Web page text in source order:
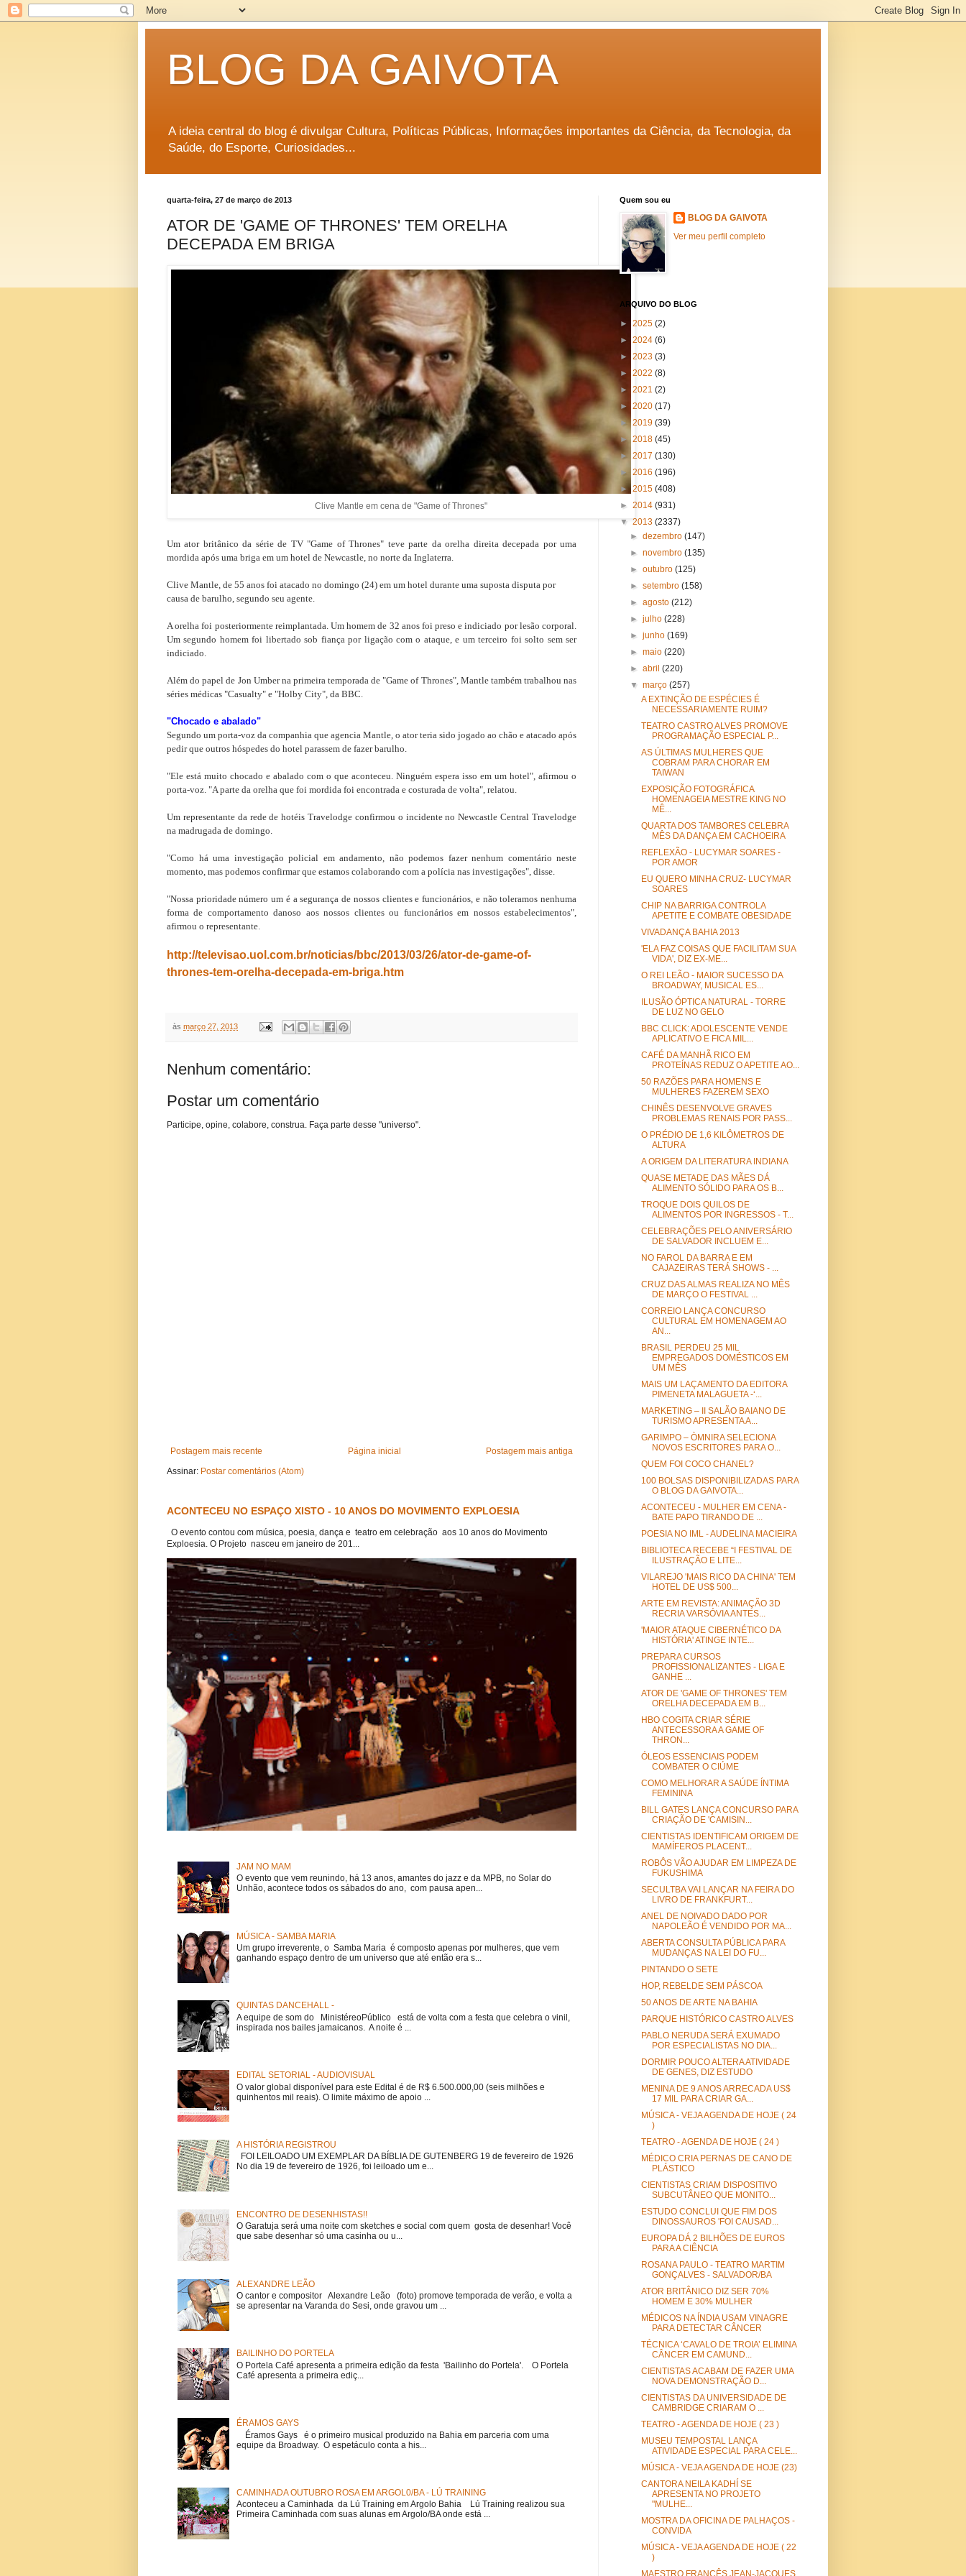
BLOG DA GAIVOTA
A ideia central do blog é divulgar Cultura, Políticas Públicas, Informações importantes da Ciência, da Tecnologia, da
Saúde, do Esporte, Curiosidades...
quarta-feira, 27 de março de 2013
ATOR DE 'GAME OF THRONES' TEM ORELHA
DECEPADA EM BRIGA
Clive Mantle em cena de "Game of Thrones"
Um ator britânico da série de TV "Game of Thrones" teve parte da orelha direita decepada por uma
mordida após uma briga em um hotel de Newcastle, no norte da Inglaterra.
Clive Mantle, de 55 anos foi atacado no domingo (24) em um hotel durante uma suposta disputa por
causa de barulho, segundo seu agente.
A orelha foi posteriormente reimplantada. Um homem de 32 anos foi preso e indiciado por lesão corporal.
Um segundo homem foi libertado sob fiança por ligação com o ataque, e um terceiro foi solto sem ser
indiciado.
Além do papel de Jon Umber na primeira temporada de "Game of Thrones", Mantle também trabalhou nas
séries médicas "Casualty" e "Holby City", da BBC.
"Chocado e abalado"
Segundo um porta-voz da companhia que agencia Mantle, o ator teria sido jogado ao chão e atacado após
pedir que outros hóspedes do hotel parassem de fazer barulho.
"Ele está muito chocado e abalado com o que aconteceu. Ninguém espera isso em um hotel", afirmou o
porta-voz. "A parte da orelha que foi mordida foi encontrada e costurada de volta", relatou.
Um representante da rede de hotéis Travelodge confirmou o incidente no Newcastle Central Travelodge
na madrugada de domingo.
"Como há uma investigação policial em andamento, não podemos fazer nenhum comentário neste
momento, mas podemos confirmar que estamos colaborando com a polícia nas investigações", disse.
"Nossa prioridade número um é a segurança de nossos clientes e funcionários, e não toleramos nenhuma
forma de comportamento danoso aos nossos clientes ou funcionários em nossos estabelecimentos",
afirmou o representante.
http://televisao.uol.com.br/noticias/bbc/2013/03/26/ator-de-game-of-
thrones-tem-orelha-decepada-em-briga.htm
às março 27, 2013
Nenhum comentário:
Postar um comentário
Participe, opine, colabore, construa. Faça parte desse "universo".
Postagem mais recente Postagem mais antiga
Página inicial
Assinar: Postar comentários (Atom)
ACONTECEU NO ESPAÇO XISTO - 10 ANOS DO MOVIMENTO EXPLOESIA
O evento contou com música, poesia, dança e teatro em celebração aos 10 anos do Movimento
Exploesia. O Projeto nasceu em janeiro de 201...
JAM NO MAM
O evento que vem reunindo, há 13 anos, amantes do jazz e da MPB, no Solar do
Unhão, acontece todos os sábados do ano, com pausa apen...
MÚSICA - SAMBA MARIA
Um grupo irreverente, o Samba Maria é composto apenas por mulheres, que vem
ganhando espaço dentro de um universo que até então era s...
QUINTAS DANCEHALL -
A equipe de som do MinistéreoPúblico está de volta com a festa que celebra o vinil,
inspirada nos bailes jamaicanos. A noite é ...
EDITAL SETORIAL - AUDIOVISUAL
O valor global disponível para este Edital é de R$ 6.500.000,00 (seis milhões e
quinhentos mil reais). O limite máximo de apoio ...
A HISTÓRIA REGISTROU
FOI LEILOADO UM EXEMPLAR DA BÍBLIA DE GUTENBERG 19 de fevereiro de 1926
No dia 19 de fevereiro de 1926, foi leiloado um e...
ENCONTRO DE DESENHISTAS!!
O Garatuja será uma noite com sketches e social com quem gosta de desenhar! Você
que sabe desenhar só uma casinha ou u...
ALEXANDRE LEÃO
O cantor e compositor Alexandre Leão (foto) promove temporada de verão, e volta a
se apresentar na Varanda do Sesi, onde gravou um ...
BAILINHO DO PORTELA
O Portela Café apresenta a primeira edição da festa 'Bailinho do Portela'. O Portela
Café apresenta a primeira ediç...
ÉRAMOS GAYS
Éramos Gays é o primeiro musical produzido na Bahia em parceria com uma
equipe da Broadway. O espetáculo conta a his...
CAMINHADA OUTUBRO ROSA EM ARGOL0/BA - LÚ TRAINING
Aconteceu a Caminhada da Lú Training em Argolo Bahia Lú Training realizou sua
Primeira Caminhada com suas alunas em Argolo/BA onde está ...
Quem sou eu
BLOG DA GAIVOTA
Ver meu perfil completo
ARQUIVO DO BLOG
► 2025 (2)
► 2024 (6)
► 2023 (3)
► 2022 (8)
► 2021 (2)
► 2020 (17)
►2019 (39)
► 2018 (45)
► 2017 (130)
► 2016 (196)
►2015 (408)
► 2014 (931)
▼ 2013 (2337)
►dezembro(147)
►novembro(135)
►outubro(125)
►setembro(158)
►agosto(212)
►julho(228)
►junho(169)
►maio(220)
►abril(220)
▼março(257)
A EXTINÇÃO DE ESPÉCIES É
NECESSARIAMENTE RUIM?
TEATRO CASTRO ALVES PROMOVE
PROGRAMAÇÃO ESPECIAL P...
AS ÚLTIMAS MULHERES QUE
COBRAM PARA CHORAR EM
TAIWAN
EXPOSIÇÃO FOTOGRÁFICA
HOMENAGEIA MESTRE KING NO
MÊ...
QUARTA DOS TAMBORES CELEBRA
MÊS DA DANÇA EM CACHOEIRA
REFLEXÃO - LUCYMAR SOARES -
POR AMOR
EU QUERO MINHA CRUZ- LUCYMAR
SOARES
CHIP NA BARRIGA CONTROLA
APETITE E COMBATE OBESIDADE
VIVADANÇA BAHIA 2013
'ELA FAZ COISAS QUE FACILITAM SUA
VIDA', DIZ EX-ME...
O REI LEÃO - MAIOR SUCESSO DA
BROADWAY, MUSICAL ES...
ILUSÃO ÓPTICA NATURAL - TORRE
DE LUZ NO GELO
BBC CLICK: ADOLESCENTE VENDE
APLICATIVO E FICA MIL...
CAFÉ DA MANHÃ RICO EM
PROTEÍNAS REDUZ O APETITE AO...
50 RAZÕES PARA HOMENS E
MULHERES FAZEREM SEXO
CHINÊS DESENVOLVE GRAVES
PROBLEMAS RENAIS POR PASS...
O PRÉDIO DE 1,6 KILÔMETROS DE
ALTURA
A ORIGEM DA LITERATURA INDIANA
QUASE METADE DAS MÃES DÁ
ALIMENTO SÓLIDO PARA OS B...
TROQUE DOIS QUILOS DE
ALIMENTOS POR INGRESSOS - T...
CELEBRAÇÕES PELO ANIVERSÁRIO
DE SALVADOR INCLUEM E...
NO FAROL DA BARRA E EM
CAJAZEIRAS TERÁ SHOWS - ...
CRUZ DAS ALMAS REALIZA NO MÊS
DE MARÇO O FESTIVAL ...
CORREIO LANÇA CONCURSO
CULTURAL EM HOMENAGEM AO
AN...
BRASIL PERDEU 25 MIL
EMPREGADOS DOMÉSTICOS EM
UM MÊS
MAIS UM LAÇAMENTO DA EDITORA
PIMENETA MALAGUETA -‘...
MARKETING – II SALÃO BAIANO DE
TURISMO APRESENTA A...
GARIMPO – ÒMNIRA SELECIONA
NOVOS ESCRITORES PARA O...
QUEM FOI COCO CHANEL?
100 BOLSAS DISPONIBILIZADAS PARA
O BLOG DA GAIVOTA...
ACONTECEU - MULHER EM CENA -
BATE PAPO TIRANDO DE ...
POESIA NO IML - AUDELINA MACIEIRA
BIBLIOTECA RECEBE “I FESTIVAL DE
ILUSTRAÇÃO E LITE...
VILAREJO 'MAIS RICO DA CHINA' TEM
HOTEL DE US$ 500...
ARTE EM REVISTA: ANIMAÇÃO 3D
RECRIA VARSÓVIA ANTES...
'MAIOR ATAQUE CIBERNÉTICO DA
HISTÓRIA' ATINGE INTE...
PREPARA CURSOS
PROFISSIONALIZANTES - LIGA E
GANHE ...
ATOR DE 'GAME OF THRONES' TEM
ORELHA DECEPADA EM B...
HBO COGITA CRIAR SÉRIE
ANTECESSORA A GAME OF
THRON...
ÓLEOS ESSENCIAIS PODEM
COMBATER O CIÚME
COMO MELHORAR A SAÚDE ÍNTIMA
FEMININA
BILL GATES LANÇA CONCURSO PARA
CRIAÇÃO DE 'CAMISIN...
CIENTISTAS IDENTIFICAM ORIGEM DE
MAMÍFEROS PLACENT...
ROBÔS VÃO AJUDAR EM LIMPEZA DE
FUKUSHIMA
SECULTBA VAI LANÇAR NA FEIRA DO
LIVRO DE FRANKFURT...
ANEL DE NOIVADO DADO POR
NAPOLEÃO É VENDIDO POR MA...
ABERTA CONSULTA PÚBLICA PARA
MUDANÇAS NA LEI DO FU...
PINTANDO O SETE
HOP, REBELDE SEM PÁSCOA
50 ANOS DE ARTE NA BAHIA
PARQUE HISTÓRICO CASTRO ALVES
PABLO NERUDA SERÁ EXUMADO
POR ESPECIALISTAS NO DIA...
DORMIR POUCO ALTERA ATIVIDADE
DE GENES, DIZ ESTUDO
MENINA DE 9 ANOS ARRECADA US$
17 MIL PARA CRIAR GA...
MÚSICA - VEJA AGENDA DE HOJE ( 24
)
TEATRO - AGENDA DE HOJE ( 24 )
MÉDICO CRIA PERNAS DE CANO DE
PLÁSTICO
CIENTISTAS CRIAM DISPOSITIVO
SUBCUTÂNEO QUE MONITO...
ESTUDO CONCLUI QUE FIM DOS
DINOSSAUROS 'FOI CAUSAD...
EUROPA DÁ 2 BILHÕES DE EUROS
PARA A CIÊNCIA
ROSANA PAULO - TEATRO MARTIM
GONÇALVES - SALVADOR/BA
ATOR BRITÂNICO DIZ SER 70%
HOMEM E 30% MULHER
MÉDICOS NA ÍNDIA USAM VINAGRE
PARA DETECTAR CÂNCER
TÉCNICA ‘CAVALO DE TROIA’ ELIMINA
CÂNCER EM CAMUND...
CIENTISTAS ACABAM DE FAZER UMA
NOVA DEMONSTRAÇÃO D...
CIENTISTAS DA UNIVERSIDADE DE
CAMBRIDGE CRIARAM O ...
TEATRO - AGENDA DE HOJE ( 23 )
MUSEU TEMPOSTAL LANÇA
ATIVIDADE ESPECIAL PARA CELE...
MÚSICA - VEJA AGENDA DE HOJE (23)
CANTORA NEILA KADHÍ SE
APRESENTA NO PROJETO
"MULHE...
MOSTRA DA OFICINA DE PALHAÇOS -
CONVIDA
MÚSICA - VEJA AGENDA DE HOJE ( 22
)